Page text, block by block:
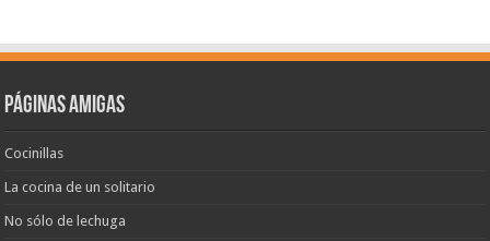
Páginas amigas
Cocinillas
La cocina de un solitario
No sólo de lechuga